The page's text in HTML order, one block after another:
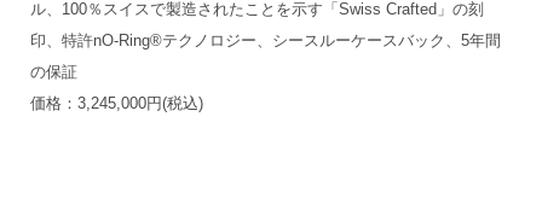
ル、100％スイスで製造されたことを示す「Swiss Crafted」の刻
印、特許nO-Ring®テクノロジー、シースルーケースバック、5年間
の保証
価格：3,245,000円(税込)